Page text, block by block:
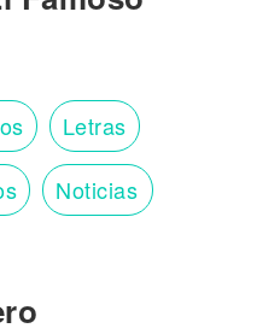
Letras
Noticias